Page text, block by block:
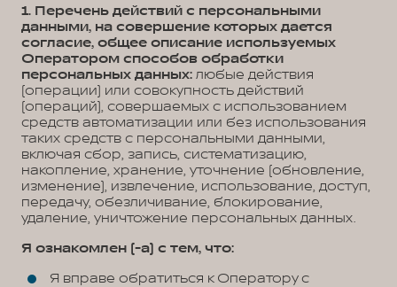
1. Перечень действий с персональными
данными, на совершение которых дается
согласие, общее описание используемых
Оператором способов обработки
персональных данных: любые действия
(операции) или совокупность действий
(операций), совершаемых с использованием
средств автоматизации или без использования
таких средств с персональными данными,
включая сбор, запись, систематизацию,
накопление, хранение, уточнение (обновление,
изменение), извлечение, использование, доступ,
передачу, обезличивание, блокирование,
удаление, уничтожение персональных данных.
Я ознакомлен (-а) с тем, что:
Я вправе обратиться к Оператору с